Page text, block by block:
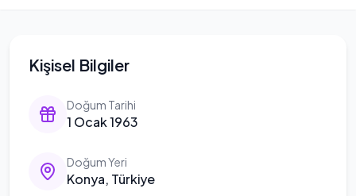
Kişisel Bilgiler
Doğum Tarihi
1 Ocak 1963
Doğum Yeri
Konya, Türkiye